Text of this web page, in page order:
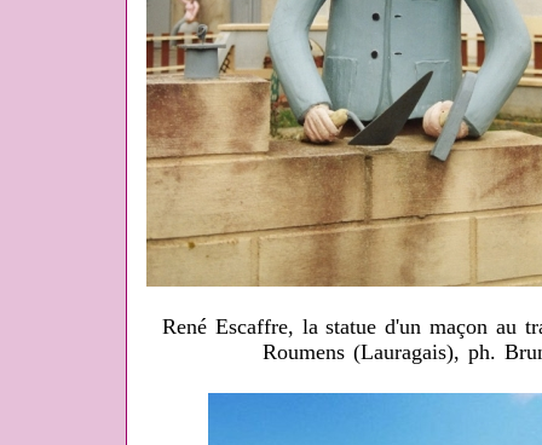
René Escaffre, la statue d'un maçon au
Roumens (Lauragais), ph.